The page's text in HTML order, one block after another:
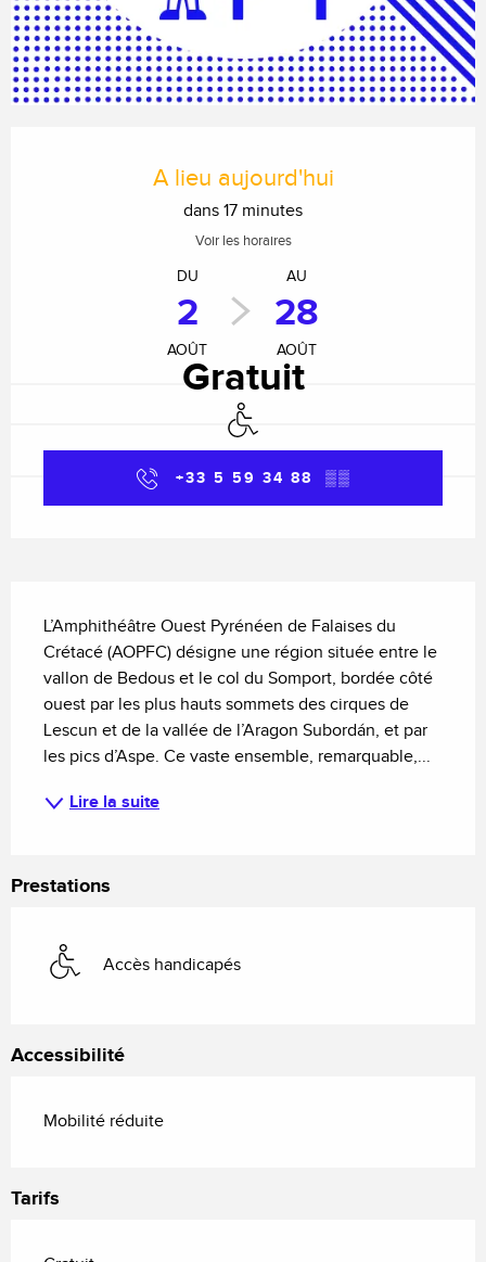
A lieu aujourd'hui
dans 17 minutes
Voir les horaires
DU
2
AOÛT
AU
28
AOÛT
Gratuit
Accès handicapés
+33 5 59 34 88 ▒▒
L’Amphithéâtre Ouest Pyrénéen de Falaises du
Crétacé (AOPFC) désigne une région située entre le
vallon de Bedous et le col du Somport, bordée côté
ouest par les plus hauts sommets des cirques de
Lescun et de la vallée de l’Aragon Subordán, et par
les pics d’Aspe. Ce vaste ensemble, remarquable,...
Lire la suite
Prestations
Accès handicapés
Accessibilité
Mobilité réduite
Tarifs